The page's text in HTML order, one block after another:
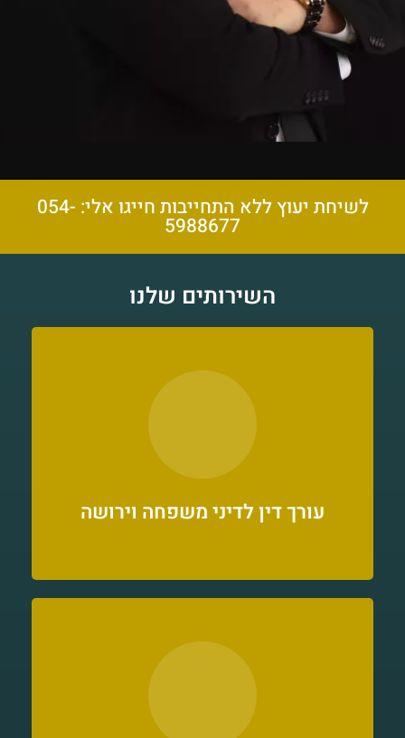
לשיחת יעוץ ללא התחייבות חייגו אלי: 054-
5988677
השירותים שלנו
עורך דין לדיני משפחה וירושה
משרד עורכי דין אפרים קוליו מתמחה בתחום
דיני משפחה וירושה ומציע ייעוץ וייצוג משפטי
בתחום הבאים:דיני משפחה, דיני אישות, הסכמי
גירושין, הסכמי ממון, הסכמי משמורת, צוואות
דווקא בשעה קשה זו האמוציות מתלהטות לאין שעור,
ודווקא כשהיחסים מעורערים, נדרשים בני הזוג להסכים
על נושאים רבים כמו חלוקת רכוש, משמורת על הילדים
ומזונות.בהליך גירושין תא משפחתי אחד הופך לשני
תאים. למצב זה ישנן השלכות הרות גורל לכל החיים, הן